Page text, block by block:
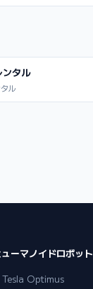
ンタル
ル
ューマノイドロボット
Tesla Optimus